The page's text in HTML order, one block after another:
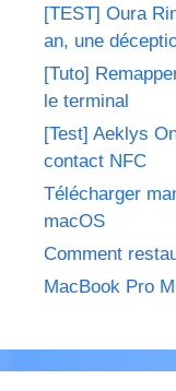
[TEST] Oura
an, une
[Tuto]
le terminal
[Test] Aeklys
contact NFC
Télécharger
macOS
Comment
MacBook Pro